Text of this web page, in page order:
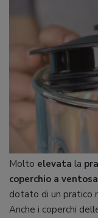
Molto elevata la
coperchio a ventosa
dotato di un pratico
Anche i coperchi